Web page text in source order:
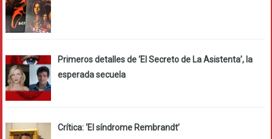
Primeros detalles de ‘El Secreto de La Asistenta’, la
esperada secuela
Crítica: ‘El síndrome Rembrandt’